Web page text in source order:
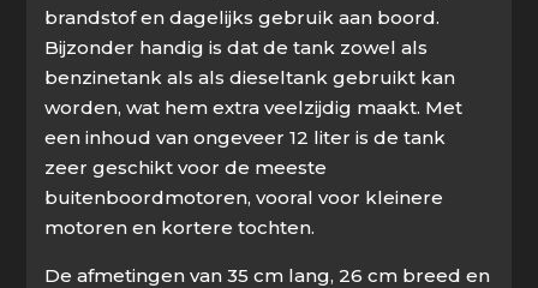
brandstof en dagelijks gebruik aan boord.
Bijzonder handig is dat de tank zowel als
benzinetank als als dieseltank gebruikt kan
worden, wat hem extra veelzijdig maakt. Met
een inhoud van ongeveer 12 liter is de tank
zeer geschikt voor de meeste
buitenboordmotoren, vooral voor kleinere
motoren en kortere tochten.
De afmetingen van 35 cm lang, 26 cm breed en